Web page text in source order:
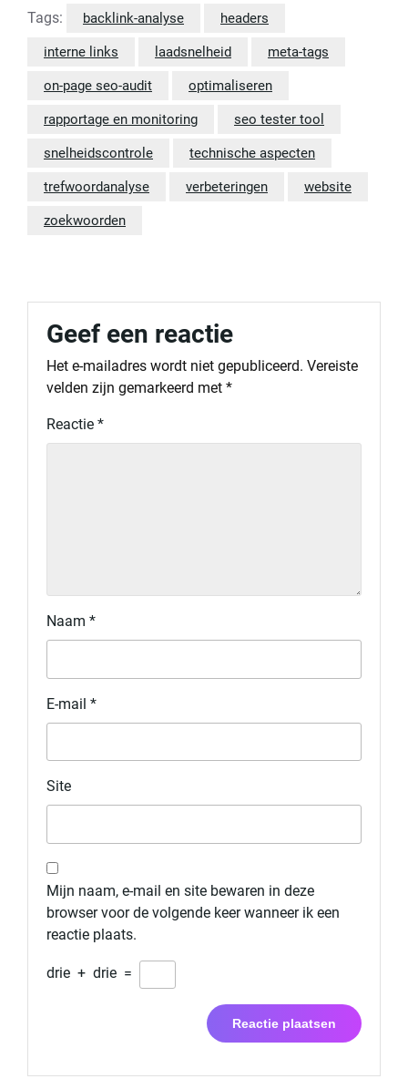
Tags: backlink-analyse headers
interne links laadsnelheid meta-tags
on-page seo-audit optimaliseren
rapportage en monitoring seo tester tool
snelheidscontrole technische aspecten
trefwoordanalyse verbeteringen website
zoekwoorden
Geef een reactie
Het e-mailadres wordt niet gepubliceerd. Vereiste
velden zijn gemarkeerd met *
Reactie *
Naam *
E-mail *
Site
Mijn naam, e-mail en site bewaren in deze
browser voor de volgende keer wanneer ik een
reactie plaats.
drie + drie =